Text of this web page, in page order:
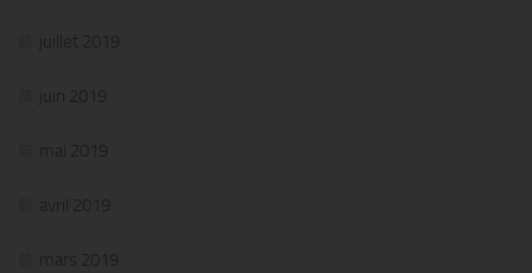
juillet 2019
juin 2019
mai 2019
avril 2019
mars 2019